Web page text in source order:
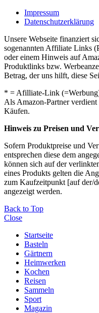
Impressum
Datenschutzerklärung
Unsere Webseite finanziert
sogenannten Affiliate Links
oder einem Hinweis auf
Produktlinks bzw.
Betrag, der uns hilft, diese
* = Afilliate-Link
Als Amazon-Partner
Käufen.
Hinweis zu Preisen und
Sofern Produktpreise und
entsprechen diese dem
können sich auf der
eines Produkts gelten die
zum Kaufzeitpunkt [auf der/
angezeigt werden.
Back to Top
Close
Startseite
Basteln
Gärtnern
Heimwerken
Kochen
Reisen
Sammeln
Sport
Magazin